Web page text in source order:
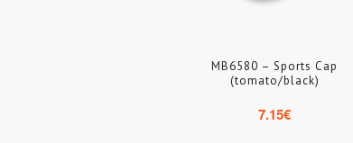
MB6580 – Sports Cap
(tomato/black)
7.15€